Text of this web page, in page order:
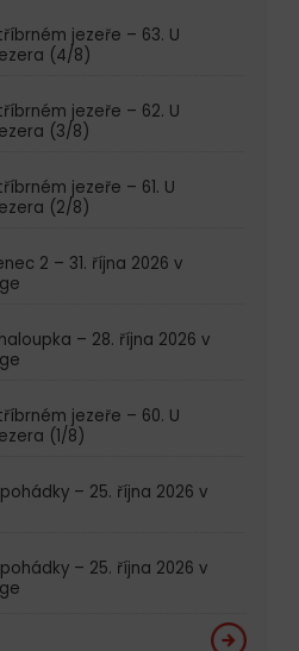
jezeře – 63. U
(4/8)
jezeře – 62. U
(3/8)
jezeře – 61. U
(2/8)
2 – 31. října 2026 v
– 28. října 2026 v
jezeře – 60. U
(1/8)
– 25. října 2026 v
– 25. října 2026 v